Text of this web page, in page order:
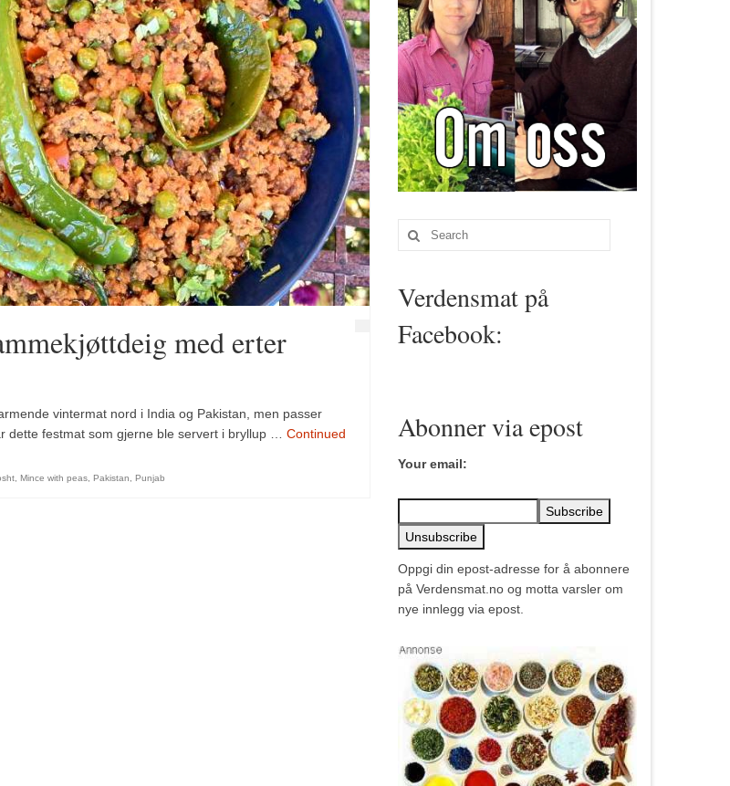
med erter
vintermat nord i India og Pakistan, men passer
dette festmat som gjerne ble servert i bryllup … Continued
Mince with peas Pakistan Punjab
Search
for:
Verdensmat på
Facebook:
Abonner via epost
Your email:
Oppgi din epost-adresse for å abonnere
på Verdensmat.no og motta varsler om
nye innlegg via epost.